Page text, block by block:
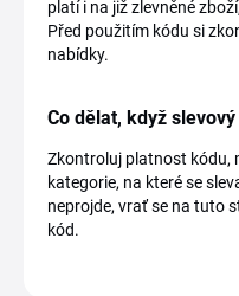
platí i na již zlevněné
Před použitím kódu si
nabídky.
Co dělat, když
Zkontroluj platnost kódu,
kategorie, na které se
neprojde, vrať se na tuto
kód.